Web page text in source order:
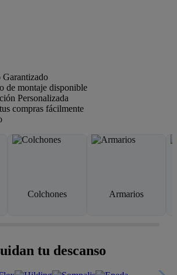
Garantizado
de montaje disponible
Personalizada
compras fácilmente
Colchones Armarios
tu descanso